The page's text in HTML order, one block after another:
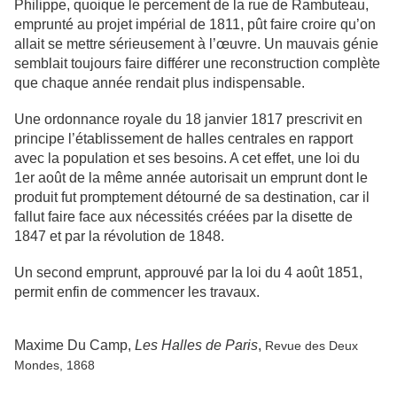
Philippe, quoique le percement de la rue de Rambuteau,
emprunté au projet impérial de 1811, pût faire croire qu’on
allait se mettre sérieusement à l’œuvre. Un mauvais génie
semblait toujours faire différer une reconstruction complète
que chaque année rendait plus indispensable.
Une ordonnance royale du 18 janvier 1817 prescrivit en
principe l’établissement de halles centrales en rapport
avec la population et ses besoins. A cet effet, une loi du
1er août de la même année autorisait un emprunt dont le
produit fut promptement détourné de sa destination, car il
fallut faire face aux nécessités créées par la disette de
1847 et par la révolution de 1848.
Un second emprunt, approuvé par la loi du 4 août 1851,
permit enfin de commencer les travaux.
Maxime Du Camp, Les Halles de Paris, Revue des Deux
Mondes, 1868